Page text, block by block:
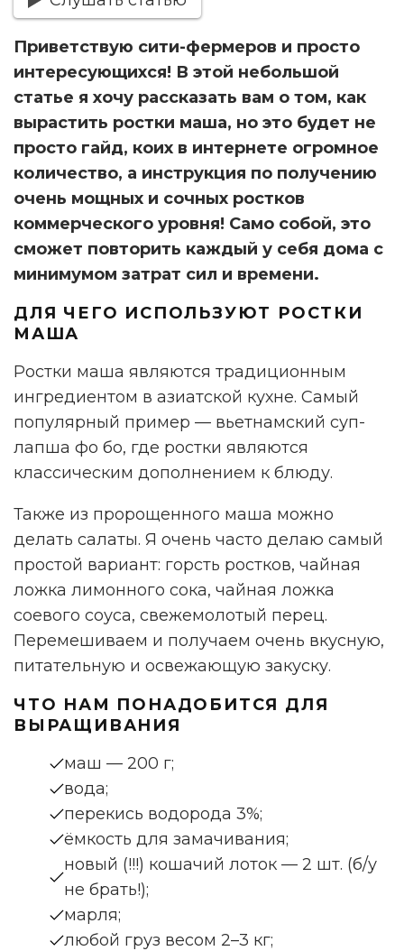
Приветствую сити-фермеров и просто
интересующихся! В этой небольшой
статье я хочу рассказать вам о том, как
вырастить ростки маша, но это будет не
просто гайд, коих в интернете огромное
количество, а инструкция по получению
очень мощных и сочных ростков
коммерческого уровня! Само собой, это
сможет повторить каждый у себя дома с
минимумом затрат сил и времени.
ДЛЯ ЧЕГО ИСПОЛЬЗУЮТ РОСТКИ
МАША
Ростки маша являются традиционным
ингредиентом в азиатской кухне. Самый
популярный пример — вьетнамский суп-
лапша фо бо, где ростки являются
классическим дополнением к блюду.
Также из пророщенного маша можно
делать салаты. Я очень часто делаю самый
простой вариант: горсть ростков, чайная
ложка лимонного сока, чайная ложка
соевого соуса, свежемолотый перец.
Перемешиваем и получаем очень вкусную,
питательную и освежающую закуску.
ЧТО НАМ ПОНАДОБИТСЯ ДЛЯ
ВЫРАЩИВАНИЯ
маш — 200 г;
вода;
перекись водорода 3%;
ёмкость для замачивания;
новый (!!!) кошачий лоток — 2 шт. (б/у
не брать!);
марля;
любой груз весом 2–3 кг;